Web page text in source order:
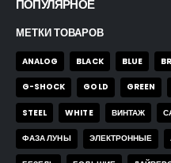
ПОПУЛЯРНОЕ
МЕТКИ ТОВАРОВ
ANALOG BLACK BLUE
G-SHOCK GOLD GREEN
STEEL WHITE ВИНТАЖ
ФАЗА ЛУНЫ ЭЛЕКТРОННЫЕ